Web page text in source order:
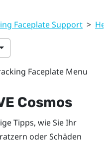
Faceplate Support >
Faceplate Menu
Cosmos
Tipps, wie Sie Ihr
oder Schäden